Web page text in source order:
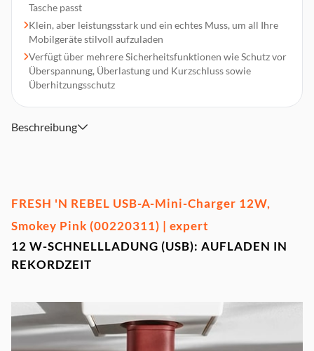
Tasche passt
Klein, aber leistungsstark und ein echtes Muss, um all Ihre
Mobilgeräte stilvoll aufzuladen
Verfügt über mehrere Sicherheitsfunktionen wie Schutz vor
Überspannung, Überlastung und Kurzschluss sowie
Überhitzungsschutz
Beschreibung
FRESH 'N REBEL USB-A-Mini-Charger 12W,
Smokey Pink (00220311) | expert
12 W-SCHNELLLADUNG (USB): AUFLADEN IN
REKORDZEIT